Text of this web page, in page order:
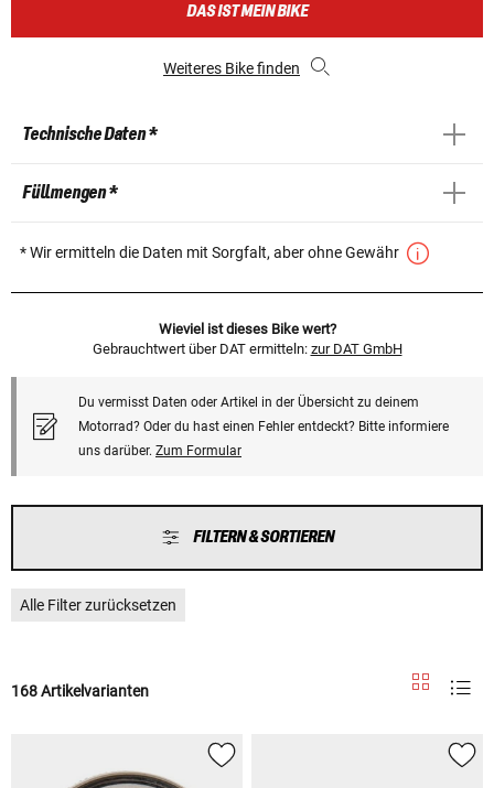
DAS IST MEIN BIKE
Weiteres Bike finden
Technische Daten *
Füllmengen *
* Wir ermitteln die Daten mit Sorgfalt, aber ohne Gewähr
Wieviel ist dieses Bike wert?
Gebrauchtwert über DAT ermitteln: zur DAT GmbH
Du vermisst Daten oder Artikel in der Übersicht zu deinem
Motorrad? Oder du hast einen Fehler entdeckt? Bitte informiere
uns darüber. Zum Formular
FILTERN & SORTIEREN
Alle Filter zurücksetzen
168 Artikelvarianten